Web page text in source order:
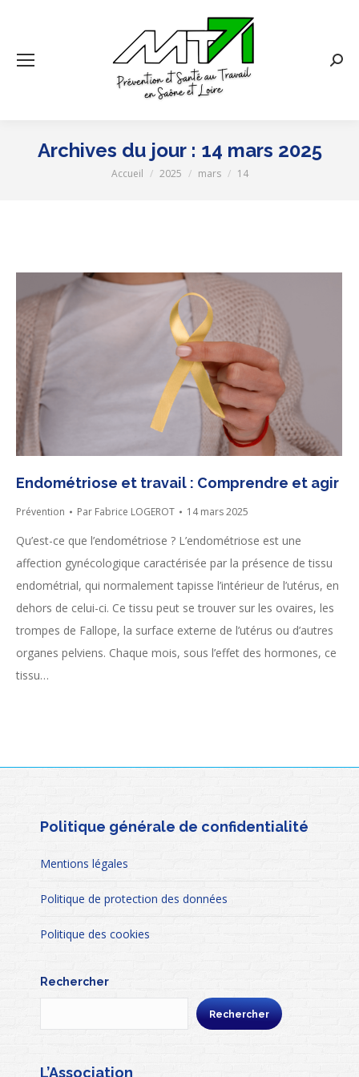
Archives du jour : 14 mars 2025
Vous êtes ici :
Accueil 2025 mars 14
Endométriose et travail : Comprendre et agir
Prévention Par Fabrice LOGEROT 14 mars 2025
Qu’est-ce que l’endométriose ? L’endométriose est une
affection gynécologique caractérisée par la présence de tissu
endométrial, qui normalement tapisse l’intérieur de l’utérus, en
dehors de celui-ci. Ce tissu peut se trouver sur les ovaires, les
trompes de Fallope, la surface externe de l’utérus ou d’autres
organes pelviens. Chaque mois, sous l’effet des hormones, ce
tissu…
Politique générale de confidentialité
Mentions légales
Politique de protection des données
Politique des cookies
Rechercher
Rechercher
L’Association